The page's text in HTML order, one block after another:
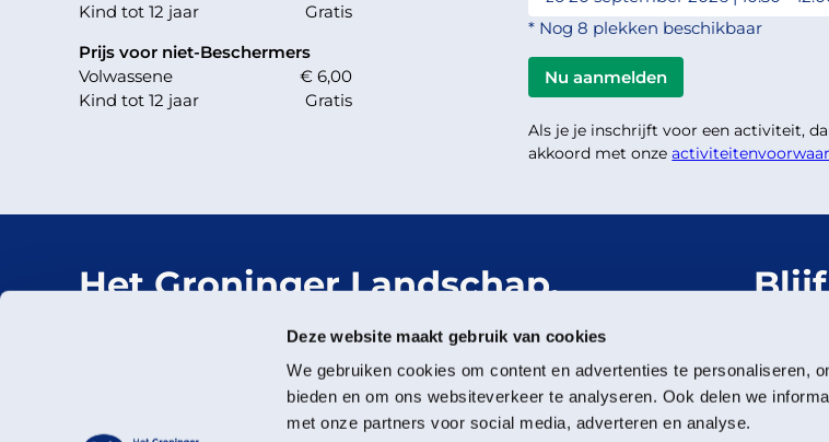
Deze website maakt gebruik van cookies
We gebruiken cookies om content en advertenties te personaliseren,
bieden en om ons websiteverkeer te analyseren. Ook delen we
met onze partners voor social media, adverteren en analyse.
Kind tot 12 jaar
Gratis
Prijs voor niet-Beschermers
Volwassene
€ 6,00
Kind tot 12 jaar
Gratis
* Nog 8 plekken beschikbaar
Als je je inschrijft voor een activiteit,
akkoord met onze
Het Groninger Landschap.
Mooi dichtbij.
Meld